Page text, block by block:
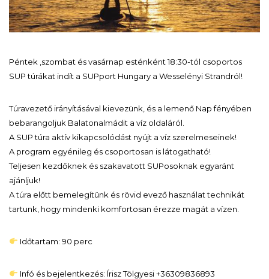
Péntek ,szombat és vasárnap esténként 18:30-tól csoportos
SUP túrákat indít a SUPport Hungary a Wesselényi Strandról!
Túravezető irányításával kievezünk, és a lemenő Nap fényében
bebarangoljuk Balatonalmádit a víz oldaláról.
A SUP túra aktív kikapcsolódást nyújt a víz szerelmeseinek!
A program egyénileg és csoportosan is látogatható!
Teljesen kezdőknek és szakavatott SUPosoknak egyaránt
ajánljuk!
A túra előtt bemelegítünk és rövid evező használat technikát
tartunk, hogy mindenki komfortosan érezze magát a vízen.
Időtartam: 90 perc
Infó és bejelentkezés: Írisz Tölgyesi +36309836893